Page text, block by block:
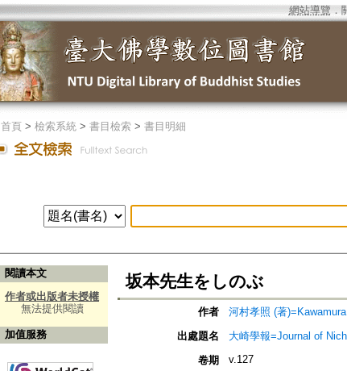
網站導覽 ．
首頁> 檢索系統> 書目檢索> 書目明細
閱讀本文
作者或出版者未授權
無法提供閱讀
加值服務
坂本先生をしのぶ
作者
河村孝照 (著
出處題名
大崎學報=Journal of
卷期
v.127